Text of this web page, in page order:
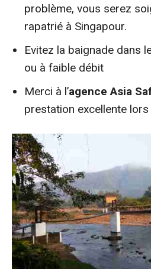
problème, vous serez
rapatrié à Singapour.
Evitez la baignade dans
ou à faible débit
Merci à l’agence Asia
prestation excellente